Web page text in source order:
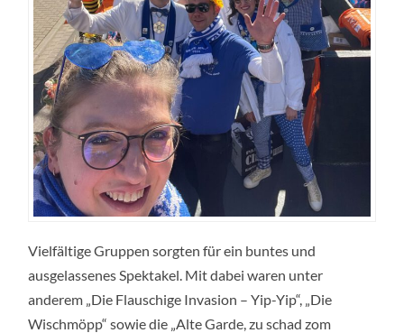
Vielfältige Gruppen sorgten für ein buntes und
ausgelassenes Spektakel. Mit dabei waren unter
anderem „Die Flauschige Invasion – Yip-Yip“, „Die
Wischmöpp“ sowie die „Alte Garde, zu schad zom